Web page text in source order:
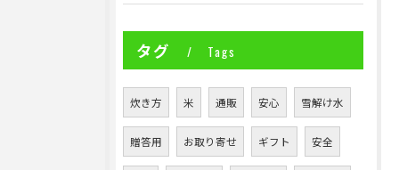
タグ Tags
炊き方 米 通販 安心 雪解け水
贈答用 お取り寄せ ギフト 安全